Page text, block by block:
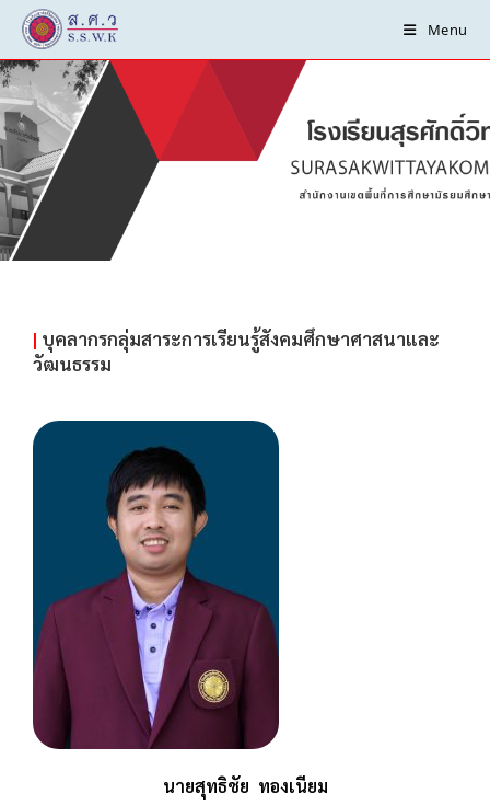
Menu
กลุ่มสาระการเรียนรู้
สังคมศึกษาศาสนาและ
| บุคลากรกลุ่มสาระการเรียนรู้สังคมศึกษาศาสนาและ
วัฒนธรรม
นายสุทธิชัย ทองเนียม